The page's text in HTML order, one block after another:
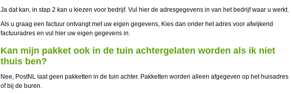
Ja dat kan, in stap 2 kan u kiezen voor bedrijf. Vul hier de adresgegevens in van het bedrijf waar u werkt.
Als u graag een factuur ontvangt met uw eigen gegevens, Kies dan onder het adres voor afwijkend
factuuradres en vul hier uw eigen gegevens in.
Kan mijn pakket ook in de tuin achtergelaten worden als ik niet
thuis ben?
Nee, PostNL laat geen pakketten in de tuin achter. Pakketten worden alleen afgegeven op het huisadres
of bij de buren.